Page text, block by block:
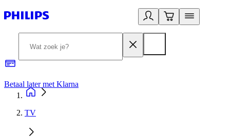
Betaal later met Klarna
TV